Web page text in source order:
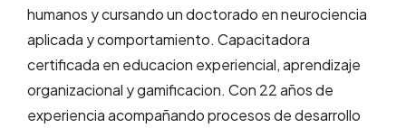
humanos y cursando un doctorado en neurociencia
aplicada y comportamiento. Capacitadora
certificada en educacion experiencial, aprendizaje
organizacional y gamificacion. Con 22 años de
experiencia acompañando procesos de desarrollo